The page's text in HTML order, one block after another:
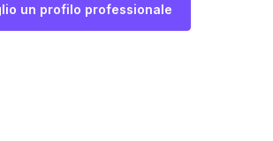
un profilo professionale